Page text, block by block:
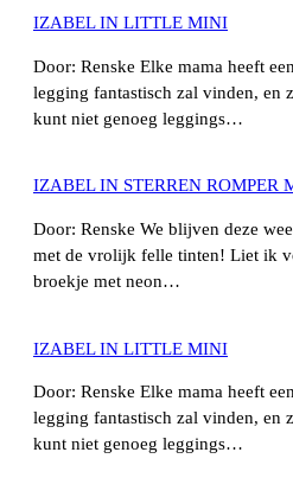
IZABEL IN LITTLE MINI
Door: Renske Elke mama heeft
legging fantastisch zal vinden, en
kunt niet genoeg leggings…
IZABEL IN STERREN ROMPER
Door: Renske We blijven deze
met de vrolijk felle tinten! Liet ik
broekje met neon…
IZABEL IN LITTLE MINI
Door: Renske Elke mama heeft
legging fantastisch zal vinden, en
kunt niet genoeg leggings…